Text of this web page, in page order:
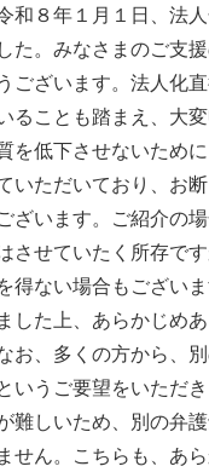
(50)
偏在問題 (10)
和８年１月１日、法
た。みなさまのご支
ございます。法人化
ることも踏まえ、大
を低下させないため
いただいており、お
ざいます。ご紹介の
させていたく所存で
得ない場合もござい
した上、あらかじめ
お、多くの方から、
いうご要望をいただ
難しいため、別の弁
せん。こちらも、あ